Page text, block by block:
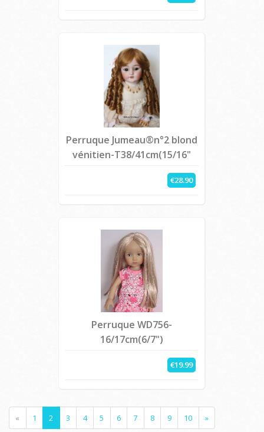
Perruque Jumeau®n°2 blond
vénitien-T38/41cm(15/16"
€28.90
Perruque WD756-
16/17cm(6/7")
€19.99
« 1 2 3 4 5 6 7 8 9 10 »